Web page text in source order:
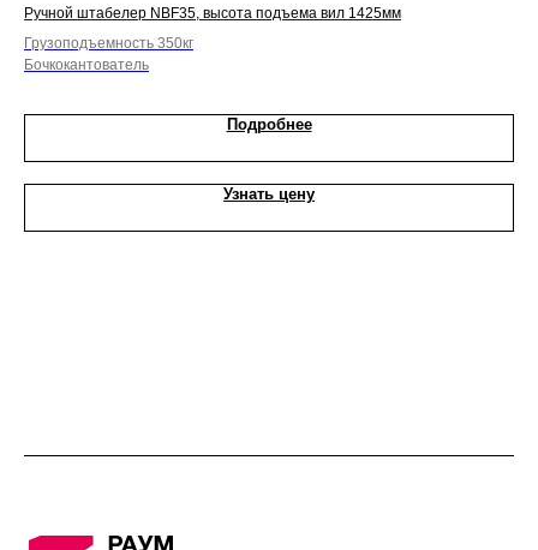
Ручной штабелер NBF35, высота подъема вил 1425мм
Грузоподъемность 350кг
Бочкокантователь
Подробнее
Узнать цену